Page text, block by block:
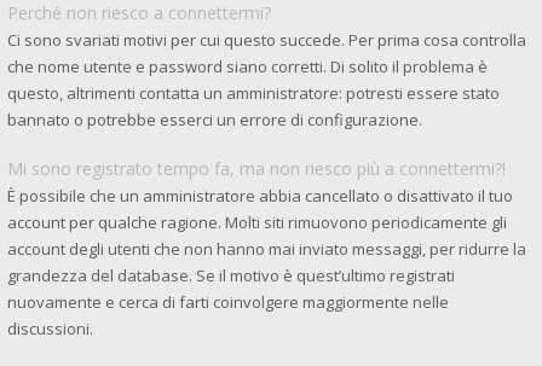
Perché non riesco a connettermi?
Ci sono svariati motivi per cui questo succede. Per prima cosa controlla
che nome utente e password siano corretti. Di solito il problema è
questo, altrimenti contatta un amministratore: potresti essere stato
bannato o potrebbe esserci un errore di configurazione.
Mi sono registrato tempo fa, ma non riesco più a connettermi?!
È possibile che un amministratore abbia cancellato o disattivato il tuo
account per qualche ragione. Molti siti rimuovono periodicamente gli
account degli utenti che non hanno mai inviato messaggi, per ridurre la
grandezza del database. Se il motivo è quest’ultimo registrati
nuovamente e cerca di farti coinvolgere maggiormente nelle
discussioni.